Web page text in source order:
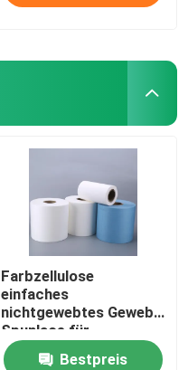
Farbzellulose
einfaches
nichtgewebtes Gewebe
Spunlace für
chirurgische Artikel
Bestpreis